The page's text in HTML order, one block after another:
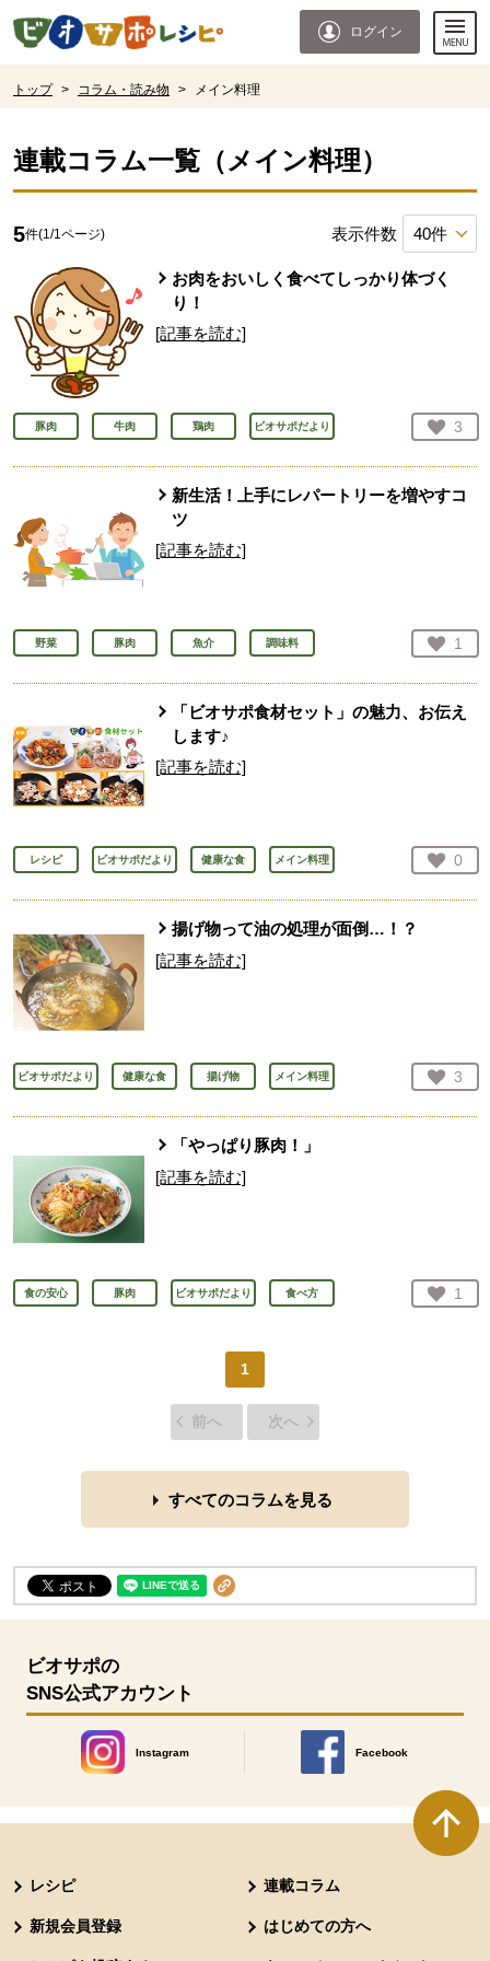
ページの先頭です。
ログイン
トップ > コラム・読み物 > メイン料理
連載コラム一覧（メイン料理）
5件(1 /1 ページ) 表示件数
お肉をおいしく食べてしっかり体づく
り！
[記事を読む]
豚肉 牛肉 鶏肉 ビオサポだより お気
3
人
新生活！上手にレパートリーを増やすコ
ツ
[記事を読む]
野菜 豚肉 魚介 調味料 お気
1
人
「ビオサポ食材セット」の魅力、お伝え
します♪
[記事を読む]
レシピ ビオサポだより 健康な食 メイン料理 お気
0
人
揚げ物って油の処理が面倒…！？
[記事を読む]
ビオサポだより 健康な食 揚げ物 メイン料理 お気
3
人
「やっぱり豚肉！」
[記事を読む]
食の安心 豚肉 ビオサポだより 食べ方 お気
1
人
1
前へ 次へ
すべてのコラムを見る
ビオサポの
SNS公式アカウント
Instagram
別のウィンドウで開きます。
Facebook
別のウィンドウで開きます
レシピ 連載コラム
新規会員登録 はじめての方へ